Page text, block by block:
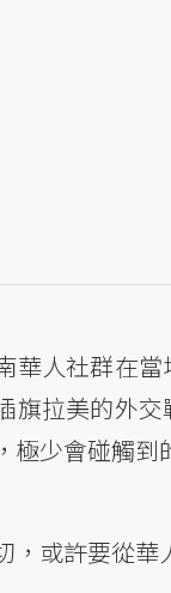
華人社群在
旗拉美的外
極少會碰觸到
，或許要從華